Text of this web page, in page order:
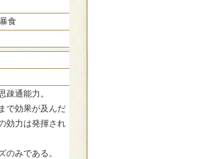
暴食
通能力。
で効果が及んだ
効力は発揮され
みである。